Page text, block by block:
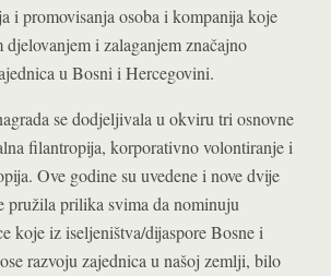
i promovisanja osoba i kompanija koje
i zalaganjem značajno
u Bosni i Hercegovini.
se dodjeljivala u okviru tri osnovne
filantropija, korporativno volontiranje i
Ove godine su uvedene i nove dvije
pružila prilika svima da nominuju
koje iz iseljeništva/dijaspore Bosne i
razvoju zajednica u našoj zemlji, bilo